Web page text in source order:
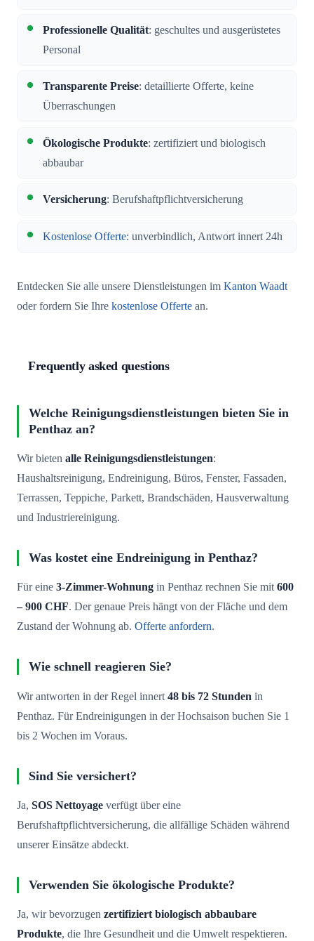
Professionelle Qualität: geschultes und ausgerüstetes
Personal
Transparente Preise: detaillierte Offerte, keine
Überraschungen
Ökologische Produkte: zertifiziert und biologisch
abbaubar
Versicherung: Berufshaftpflichtversicherung
Kostenlose Offerte: unverbindlich, Antwort innert 24h
Entdecken Sie alle unsere Dienstleistungen im Kanton Waadt
oder fordern Sie Ihre kostenlose Offerte an.
Frequently asked questions
Welche Reinigungsdienstleistungen bieten Sie in
Penthaz an?
Wir bieten alle Reinigungsdienstleistungen:
Haushaltsreinigung, Endreinigung, Büros, Fenster, Fassaden,
Terrassen, Teppiche, Parkett, Brandschäden, Hausverwaltung
und Industriereinigung.
Was kostet eine Endreinigung in Penthaz?
Für eine 3-Zimmer-Wohnung in Penthaz rechnen Sie mit600
– 900 CHF. Der genaue Preis hängt von der Fläche und dem
Zustand der Wohnung ab. Offerte anfordern.
Wie schnell reagieren Sie?
Wir antworten in der Regel innert 48 bis 72 Stunden in
Penthaz. Für Endreinigungen in der Hochsaison buchen Sie 1
bis 2 Wochen im Voraus.
Sind Sie versichert?
Ja, SOS Nettoyage verfügt über eine
Berufshaftpflichtversicherung, die allfällige Schäden während
unserer Einsätze abdeckt.
Verwenden Sie ökologische Produkte?
Ja, wir bevorzugen zertifiziert biologisch abbaubare
Produkte, die Ihre Gesundheit und die Umwelt respektieren.